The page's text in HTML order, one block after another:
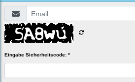
Eingabe Sicherheitscode: *